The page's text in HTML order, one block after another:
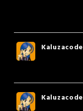
Kaluzacode
Kaluzacode